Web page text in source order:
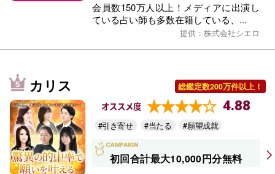
会員数150万人以上！メディアに出演し
ている占い師も多数在籍している、...
提供：株式会社シエロ
カリス 総鑑定数200万件以上！
オススメ度 4.88
#引き寄せ #当たる #願望成就
初回合計最大10,000円分無料